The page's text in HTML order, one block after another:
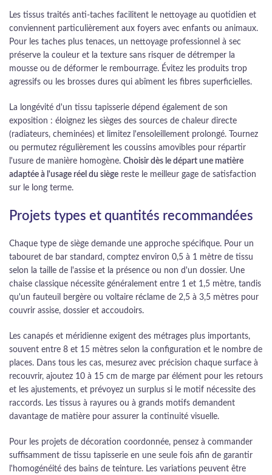
Les tissus traités anti-taches facilitent le nettoyage au quotidien et
conviennent particulièrement aux foyers avec enfants ou animaux.
Pour les taches plus tenaces, un nettoyage professionnel à sec
préserve la couleur et la texture sans risquer de détremper la
mousse ou de déformer le rembourrage. Évitez les produits trop
agressifs ou les brosses dures qui abîment les fibres superficielles.
La longévité d'un tissu tapisserie dépend également de son
exposition : éloignez les sièges des sources de chaleur directe
(radiateurs, cheminées) et limitez l'ensoleillement prolongé. Tournez
ou permutez régulièrement les coussins amovibles pour répartir
l'usure de manière homogène. Choisir dès le départ une matière
adaptée à l'usage réel du siège reste le meilleur gage de satisfaction
sur le long terme.
Projets types et quantités recommandées
Chaque type de siège demande une approche spécifique. Pour un
tabouret de bar standard, comptez environ 0,5 à 1 mètre de tissu
selon la taille de l'assise et la présence ou non d'un dossier. Une
chaise classique nécessite généralement entre 1 et 1,5 mètre, tandis
qu'un fauteuil bergère ou voltaire réclame de 2,5 à 3,5 mètres pour
couvrir assise, dossier et accoudoirs.
Les canapés et méridienne exigent des métrages plus importants,
souvent entre 8 et 15 mètres selon la configuration et le nombre de
places. Dans tous les cas, mesurez avec précision chaque surface à
recouvrir, ajoutez 10 à 15 cm de marge par élément pour les retours
et les ajustements, et prévoyez un surplus si le motif nécessite des
raccords. Les tissus à rayures ou à grands motifs demandent
davantage de matière pour assurer la continuité visuelle.
Pour les projets de décoration coordonnée, pensez à commander
suffisamment de tissu tapisserie en une seule fois afin de garantir
l'homogénéité des bains de teinture. Les variations peuvent être